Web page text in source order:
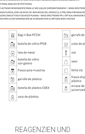
REAGENZIEN UND